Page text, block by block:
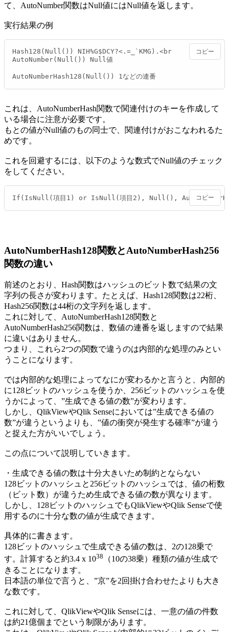
て、AutoNumber関数はNull値にはNull値を返します。
実行結果の例
Hash128(Null()) NIH%G$DCY?<.=_`KMG).<br
AutoNumber(Null()) Null値
AutoNumberHash128(Null()) 1などの連番
コピー
これは、AutoNumberHash関数で関連付けのキーを作成して
いる場合に注意が必要です。
もとの値がNull値のもの同士で、関連付けがおこなわれるた
めです。
これを回避するには、以下のような数式でNull値のチェック
をしてください。
If(IsNull(項目1) or IsNull(項目2), Null(), コピー
AutoNumberHash128関数とAutoNumberHash256
関数の違い
前述のとおり、Hash関数はハッシュのビット数で結果の文
字列の長さが変わります。たとえば、Hash128関数は22桁、
Hash256関数は44桁の文字列を返します。
これに対して、AutoNumberHash128関数と
AutoNumberHash256関数は、数値の連番を返しますので結果
に違いはありません。
つまり、これら2つの関数で違うのは内部的な処理のみとい
うことになります。
では内部的な処理によってなにが変わるかと言うと、内部的
に128ビットのハッシュを使うか、256ビットのハッシュを使
うかによって、”生成できる値の数”が変わります。
しかし、QlikViewやQlik Senseにおいては”生成できる値の
数”が違うというよりも、”値の衝突が発生する確率”が違う
と捉えた方がいいでしょう。
この点について説明していきます。
・生成できる値の数は十分大きいため制約とならない
128ビットのハッシュと256ビットのハッシュでは、値の桁数
（ビット数）が違うため生成できる値の数が異なります。
しかし、128ビットのハッシュでもQlikViewやQlik Senseで使
用するのに十分な数の値が生成できます。
具体的に書きます。
128ビットのハッシュで生成できる値の数は、2の128乗で
す。計算すると約3.4 x 1038
（10の38乗）種類の値が生成で
きることになります。
日本語の単位で言うと、”京”を2回掛け合わせたよりも大き
な数です。
これに対して、QlikViewやQlik Senseには、一意の値の件数
は約21億個までという制限があります。